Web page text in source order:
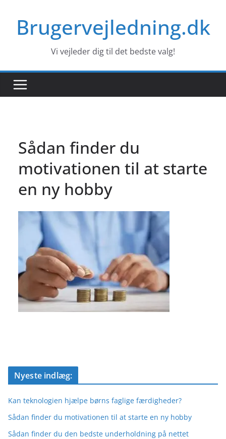
contentBrugervejledning.dk
Vi vejleder dig til det bedste valg!
Sådan finder du
motivationen til at starte
en ny hobby
Nyeste indlæg:
Kan teknologien hjælpe børns faglige færdigheder?
Sådan finder du motivationen til at starte en ny hobby
Sådan finder du den bedste underholdning på nettet